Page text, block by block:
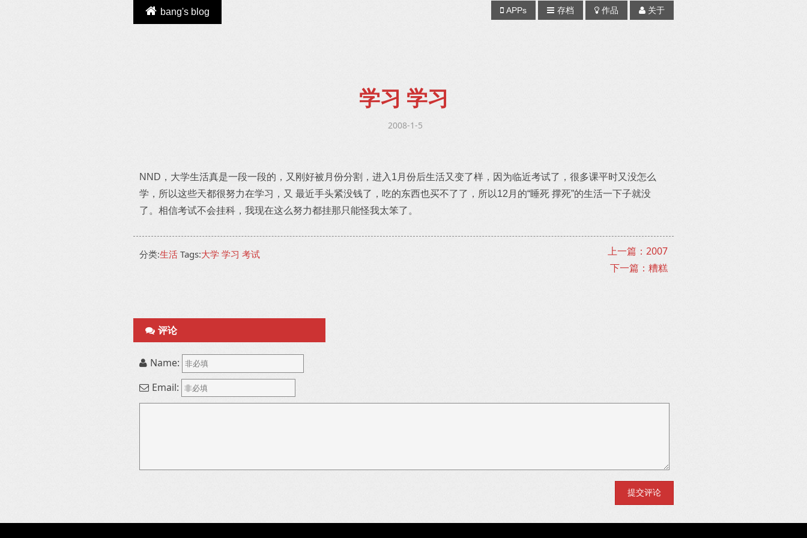
bang's blog APPs 存档 作品 关于
学习 学习
2008-1-5
NND，大学生活真是一段一段的，又刚好被月份分割，进入1月份后生活又变了样，因为临近考试了，很多课平时又没怎么
学，所以这些天都很努力在学习，又 最近手头紧没钱了，吃的东西也买不了了，所以12月的“睡死 撑死”的生活一下子就没
了。相信考试不会挂科，我现在这么努力都挂那只能怪我太笨了。
分类:生活 Tags:大学 学习 考试
上一篇：2007
下一篇：糟糕
评论
Name:
Email: